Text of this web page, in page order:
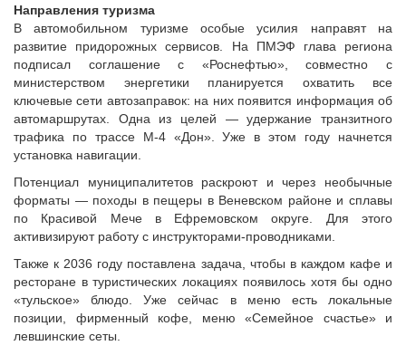
Вопрос-ответ
ВАРМСУ
Новости ВАРМСУ
НАСЕЛЕНИЕ И МСУ
Новости ТОС
Лучшие практики ТОС
ЮРИДИЧЕСКИЙ СОВЕТ
Новости юридического совета
Направления туризма
В автомобильном туризме особые усилия направят на
развитие придорожных сервисов. На ПМЭФ глава региона
подписал соглашение с «Роснефтью», совместно с
министерством энергетики планируется охватить все
ключевые сети автозаправок: на них появится информация об
автомаршрутах. Одна из целей — удержание транзитного
трафика по трассе М-4 «Дон». Уже в этом году начнется
установка навигации.
Потенциал муниципалитетов раскроют и через необычные
форматы — походы в пещеры в Веневском районе и сплавы
по Красивой Мече в Ефремовском округе. Для этого
активизируют работу с инструкторами-проводниками.
Также к 2036 году поставлена задача, чтобы в каждом кафе и
ресторане в туристических локациях появилось хотя бы одно
«тульское» блюдо. Уже сейчас в меню есть локальные
позиции, фирменный кофе, меню «Семейное счастье» и
левшинские сеты.